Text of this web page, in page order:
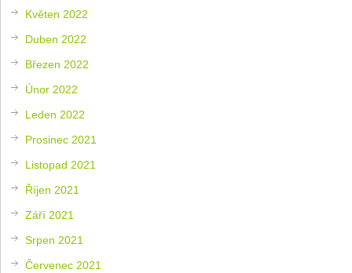
Květen 2022
Duben 2022
Březen 2022
Únor 2022
Leden 2022
Prosinec 2021
Listopad 2021
Říjen 2021
Září 2021
Srpen 2021
Červenec 2021